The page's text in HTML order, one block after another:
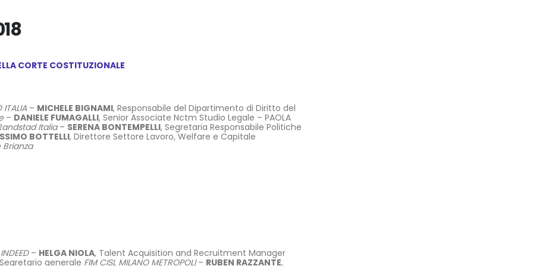
CORTE COSTITUZIONALE
ITALIA – MICHELE BIGNAMI, Responsabile del Dipartimento di Diritto del
– DANIELE FUMAGALLI, Senior Associate Nctm Studio Legale – PAOLA
Italia– SERENA BONTEMPELLI, Segretaria Responsabile Politiche
BOTTELLI, Direttore Settore Lavoro, Welfare e Capitale
INDEED– HELGA NIOLA, Talent Acquisition and Recruitment Manager
generale FIM CISL MILANO METROPOLI– RUBEN RAZZANTE,